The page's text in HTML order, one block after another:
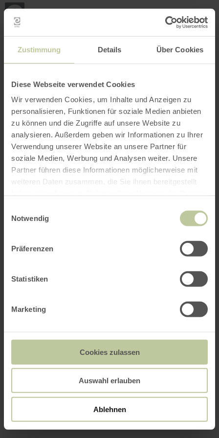
Zustimmung Details Über Cookies
Diese Webseite verwendet Cookies
Wir verwenden Cookies, um Inhalte und Anzeigen zu
personalisieren, Funktionen für soziale Medien anbieten
zu können und die Zugriffe auf unsere Website zu
analysieren. Außerdem geben wir Informationen zu Ihrer
Verwendung unserer Website an unsere Partner für
soziale Medien, Werbung und Analysen weiter. Unsere
Partner führen diese Informationen möglicherweise mit
weiteren Daten zusammen, die Sie ihnen bereitgestellt
Notwendig
Präferenzen
Statistiken
Marketing
Cookies zulassen
Auswahl erlauben
Ablehnen
CARTE INTERACTIVE
ma
Ouvrir le filtre